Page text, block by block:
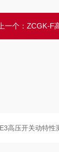
上一个： ZCGK-F